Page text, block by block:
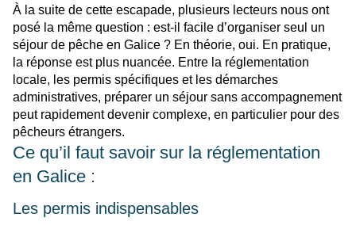
À la suite de cette escapade, plusieurs lecteurs nous ont
posé la même question : est-il facile d’organiser seul un
séjour de pêche en Galice ? En théorie, oui. En pratique,
la réponse est plus nuancée. Entre la réglementation
locale, les permis spécifiques et les démarches
administratives, préparer un séjour sans accompagnement
peut rapidement devenir complexe, en particulier pour des
pêcheurs étrangers.
Ce qu’il faut savoir sur la réglementation
en Galice :
Les permis indispensables